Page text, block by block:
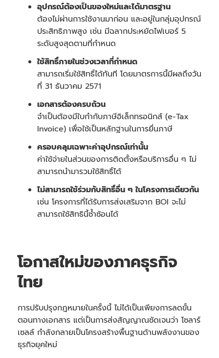
อุปกรณ์ต้องเป็นของใหม่และได้มาตรฐาน
ต้องไม่ผ่านการใช้งานมาก่อน และอยู่ในกลุ่มอุปกรณ์
ประสิทธิภาพสูง เช่น มีฉลากประหยัดไฟเบอร์ 5
ระดับสูงสุดตามที่กำหนด
ใช้สิทธิ์ภายในช่วงเวลาที่กำหนด
สามารถเริ่มใช้สิทธิ์ได้ทันที โดยมาตรการนี้มีผลถึงวัน
ที่ 31 ธันวาคม 2571
เอกสารต้องครบถ้วน
จำเป็นต้องมีใบกำกับภาษีอิเล็กทรอนิกส์ (e-Tax
Invoice) เพื่อใช้เป็นหลักฐานในการยื่นภาษี
ครอบคลุมเฉพาะค่าอุปกรณ์เท่านั้น
ค่าใช้จ่ายในส่วนของการติดตั้งหรือบริการอื่น ๆ ไม่
สามารถนำมารวมใช้สิทธิ์ได้
ไม่สามารถใช้ร่วมกับสิทธิ์อื่น ๆ ในโครงการเดียวกัน
เช่น โครงการที่ได้รับการส่งเสริมจาก BOI จะไม่
สามารถใช้สิทธินี้ซ้ำซ้อนได้
โอกาสใหม่ของภาคธุรกิจ
ไทย
การปรับปรุงกฎหมายในครั้งนี้ ไม่ได้เป็นเพียงการลดขั้น
ตอนทางเอกสาร แต่เป็นการส่งสัญญาณชัดเจนว่า โซลาร์
เซลล์ กำลังกลายเป็นโครงสร้างพื้นฐานด้านพลังงานของ
ธุรกิจยุคใหม่